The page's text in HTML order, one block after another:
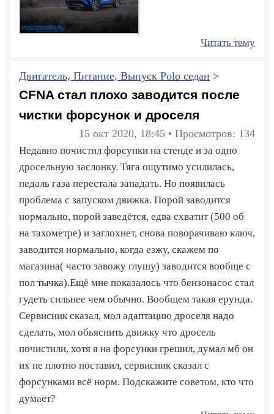
Читать тему
Двигатель, Питание, Выпуск Polo седан >
CFNA стал плохо заводится после
чистки форсунок и дроселя
15 окт 2020, 18:45 • Просмотров: 134
Недавно почистил форсунки на стенде и за одно
дросельную заслонку. Тяга ощутимо усилилась,
педаль газа перестала западать. Но появилась
проблема с запуском движка. Порой заводится
нормально, порой заведётся, едва схватит (500 об
на тахометре) и заглохнет, снова поворачиваю ключ,
заводится нормально, когда езжу, скажем по
магазина( часто завожу глушу) заводится вообще с
пол тычка).Ещё мне показалось что бензонасос стал
гудеть сильнее чем обычно. Вообщем такая ерунда.
Сервисник сказал, мол адаптацию дроселя надо
сделать, мол обьяснить движку что дросель
почистили, хотя я на форсунки грешил, думал мб он
их не плотно поставил, сервисник сказал с
форсунками всё норм. Подскажите советом, кто что
думает?